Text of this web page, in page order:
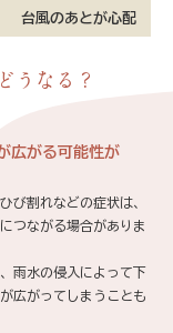
台風のあとが心配
うなる？
広がる可能性が
び割れなどの症状は、
つながる場合がありま
雨水の侵入によって下
広がってしまうことも